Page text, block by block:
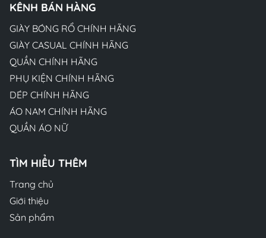
KÊNH BÁN HÀNG
GIÀY BÓNG RỔ CHÍNH HÃNG
GIÀY CASUAL CHÍNH HÃNG
QUẦN CHÍNH HÃNG
PHỤ KIỆN CHÍNH HÃNG
DÉP CHÍNH HÃNG
ÁO NAM CHÍNH HÃNG
QUẦN ÁO NỮ
TÌM HIỂU THÊM
Trang chủ
Giới thiệu
Sản phẩm